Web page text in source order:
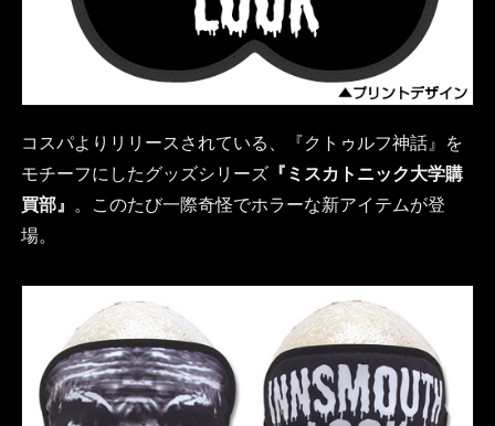
コスパよりリリースされている、『クトゥルフ神話』を
モチーフにしたグッズシリーズ『ミスカトニック大学購
買部』
。このたび一際奇怪でホラーな新アイテムが登
場。